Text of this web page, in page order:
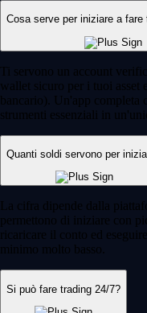
Cosa serve per iniziare a fare
Ti servono un account
wallet sicuro per i tuoi
bancario). Un'app completa
strumenti essenziali in
Quanti soldi servono per
La cifra dipende dalla
permettono di iniziare con
ricaricare il conto ed
minimo molto basso.
Si può fare trading 24/7?